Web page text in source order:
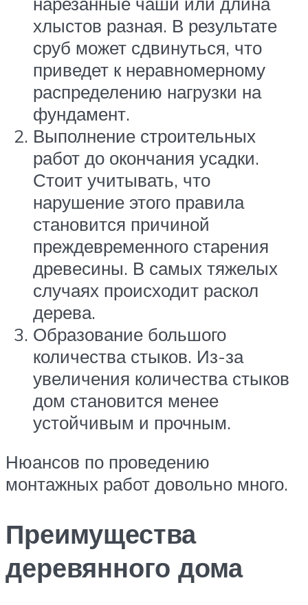
хлыстов разная. В результате
сруб может сдвинуться, что
приведет к неравномерному
распределению нагрузки на
фундамент.
Выполнение строительных
работ до окончания усадки.
Стоит учитывать, что
нарушение этого правила
становится причиной
преждевременного старения
древесины. В самых тяжелых
случаях происходит раскол
дерева.
Образование большого
количества стыков. Из-за
увеличения количества стыков
дом становится менее
устойчивым и прочным.
Нюансов по проведению
монтажных работ довольно много.
Преимущества
деревянного дома